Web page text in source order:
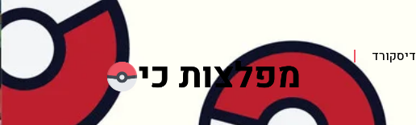
דיסקורד